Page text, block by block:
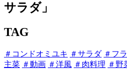
サラダ」
TAG
＃コンドオミユキ ＃サラダ ＃フ
主菜 ＃動画 ＃洋風 ＃肉料理 ＃野